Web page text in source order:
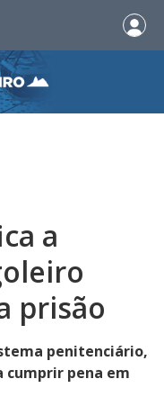
a
prisão
penitenciário,
cumprir pena em